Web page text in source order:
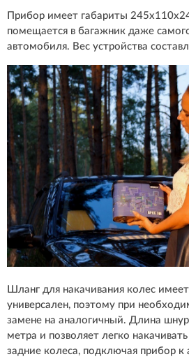
Прибор имеет габариты
помещается в багажник даже
автомобиля. Вес устройства
Шланг для накачивания колес
универсален, поэтому при
замене на аналогичный. Длина
метра и позволяет легко
задние колеса, подключая прибор